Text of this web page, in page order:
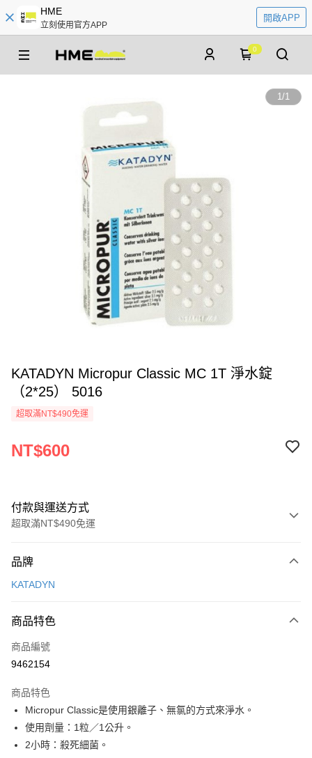
HME
立刻使用官方APP
開啟APP
0
1/1
KATADYN Micropur Classic MC 1T 淨水錠
（2*25） 5016
超取滿NT$490免運
NT$600
付款與運送方式
超取滿NT$490免運
信用卡一次付款
3 期 0 利率 每期
合作金庫商業銀行
上海商業儲蓄銀行
臺灣中小企業銀行
匯豐（台灣）商業銀行
華泰商業銀行
聯邦商業銀行
元大商業銀行
超商取貨付款
LINE Pay
Apple Pay
ATM付款
品牌
KATADYN
商品特色
商品編號
9462154
商品特色
Micropur Classic是使用銀離子、無氯的方式來淨水。
使用劑量：1粒／1公升。
2小時：殺死細菌。